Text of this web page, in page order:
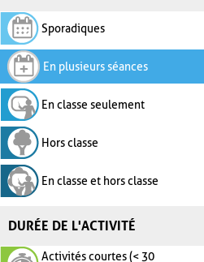
Sporadiques
En plusieurs séances
En classe seulement
Hors classe
En classe et hors classe
DURÉE DE L'ACTIVITÉ
Activités courtes (< 30